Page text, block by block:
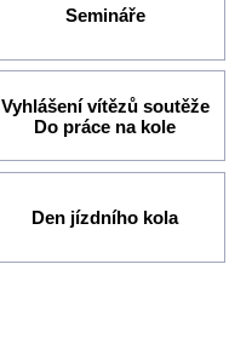
Semináře
Vyhlášení vítězů soutěže
Do práce na kole
Den jízdního kola